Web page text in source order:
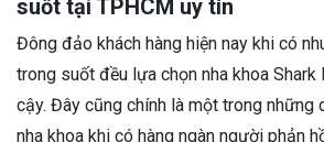
suốt tại TPHCM uy tín
Đông đảo khách hàng hiện nay khi có
trong suốt đều lựa chọn nha khoa
cậy. Đây cũng chính là một trong những
nha khoa khi có hàng ngàn người phản